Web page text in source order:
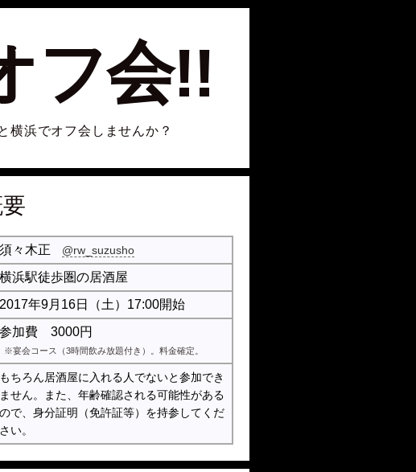
フ会!!
横浜でオフ会しませんか？
須々木正 @rw_suzusho
横浜駅徒歩圏の居酒屋
2017年9月16日（土）17:00開始
参加費 3000円
※宴会コース（3時間飲み放題付き）。料金確定。
もちろん居酒屋に入れる人でないと参加でき
ません。また、年齢確認される可能性がある
ので、身分証明（免許証等）を持参してくだ
さい。